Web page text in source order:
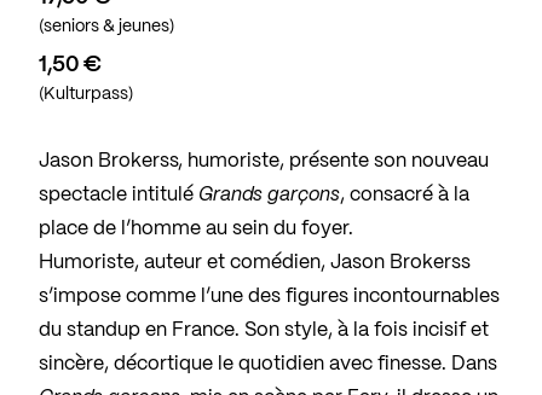
(seniors & jeunes)
1,50 €
(Kulturpass)
Jason Brokerss, humoriste, présente son nouveau
spectacle intitulé Grands garçons, consacré à la
place de l’homme au sein du foyer.
Humoriste, auteur et comédien, Jason Brokerss
s’impose comme l’une des figures incontournables
du standup en France. Son style, à la fois incisif et
sincère, décortique le quotidien avec finesse. Dans